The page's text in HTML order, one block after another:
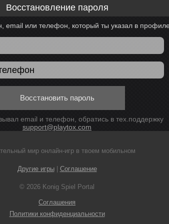
Восстановление пароля
email или телефон, который ты указал в
Восстановить пароль
email и телефон, обратись в тех.поддержку
support@playtox.com
мир онлайн-игр в твоем мобильном
Другие игры| Соглашение
© 2026 Konig Spiel Portal
Соглашения
Политики конфиденциальности